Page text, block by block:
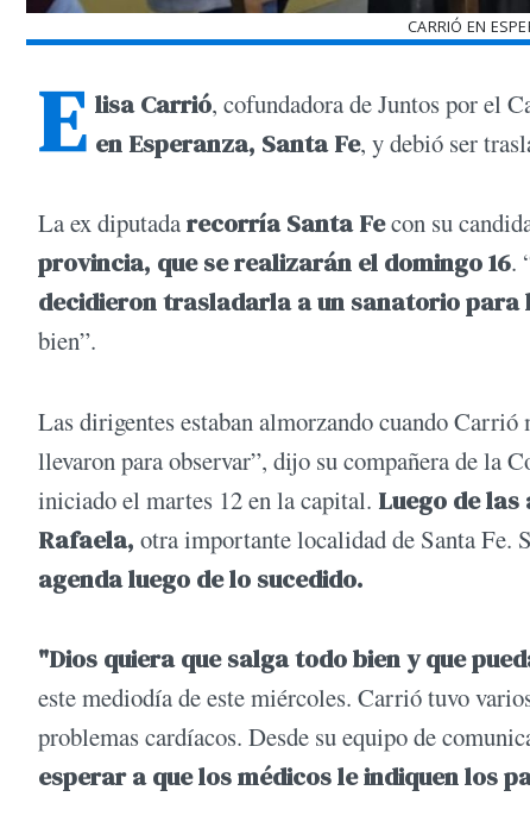
CARRIÓ EN
E lisa Carrió, cofundadora de Juntos por el
en Esperanza, Santa Fe, y debió ser
La ex diputadarecorría Santa Fecon su
provincia, que se realizarán el domingo 16.
decidieron trasladarla a un sanatorio para
bien”.
Las dirigentes estaban almorzando cuando
llevaron para observar”, dijo su compañera de
iniciado el martes 12 en la capital. Luego de
Rafaela, otra importante localidad de Santa Fe.
agenda luego de lo sucedido.
"Dios quiera que salga todo bien y que
este mediodía de este miércoles. Carrió tuvo
problemas cardíacos. Desde su equipo de
esperar a que los médicos le indiquen los